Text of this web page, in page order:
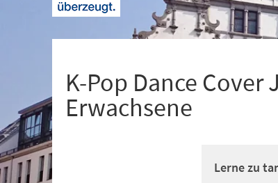
K-Pop Dance
Erwachsene
Lerne zu